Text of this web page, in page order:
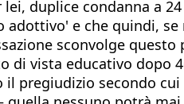
duplice condanna a
e che quindi,
sconvolge
vista educativo
pregiudizio secondo